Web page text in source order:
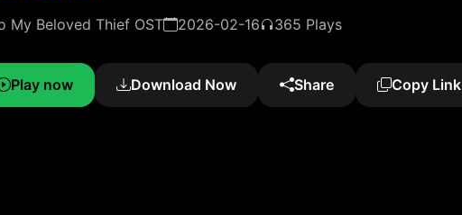
My Beloved Thief OST 2026-02-16 365 Plays
Play now Download Now Share Copy Link